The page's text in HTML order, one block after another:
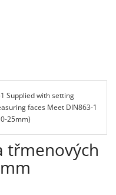
Supplied with setting
faces Meet DIN863-1
25mm)
třmenových